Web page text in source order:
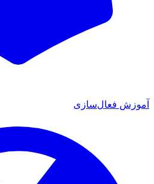
آموزش فعال‌سازی